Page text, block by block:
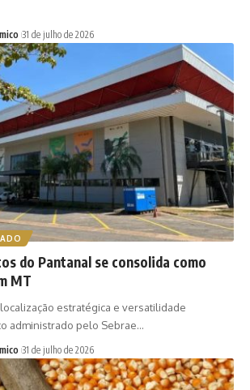
31 de julho de 2026
do Pantanal se consolida como
MT
estratégica e versatilidade
administrado pelo Sebrae…
31 de julho de 2026